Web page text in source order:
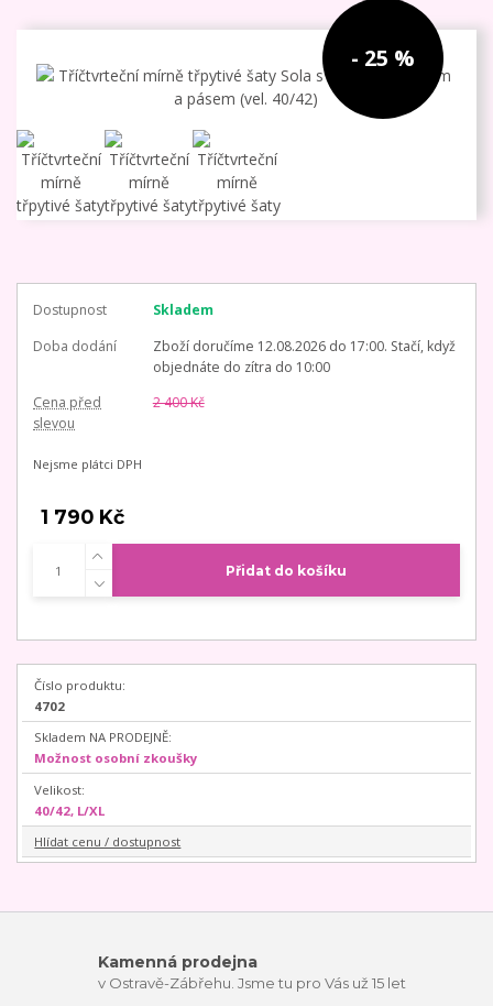
- 25 %
Dostupnost
Skladem
Doba dodání
Zboží doručíme 12.08.2026 do 17:00. Stačí, když
objednáte do zítra do 10:00
Cena před
slevou
2 400 Kč
Nejsme plátci DPH
1 790 Kč
Přidat do košíku
Číslo produktu:
4702
Skladem NA PRODEJNĚ:
Možnost osobní zkoušky
Velikost:
40/42, L/XL
Hlídat cenu / dostupnost
Kamenná prodejna
v Ostravě-Zábřehu. Jsme tu pro Vás už 15 let